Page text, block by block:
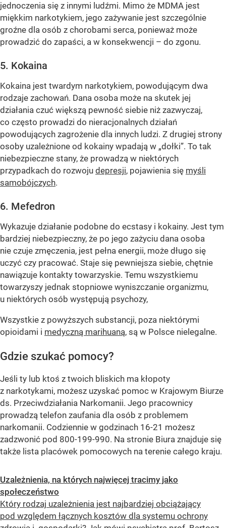
jednoczenia się z innymi ludźmi. Mimo że MDMA jest
miękkim narkotykiem, jego zażywanie jest szczególnie
groźne dla osób z chorobami serca, ponieważ może
prowadzić do zapaści, a w konsekwencji – do zgonu.
5. Kokaina
Kokaina jest twardym narkotykiem, powodującym dwa
rodzaje zachowań. Dana osoba może na skutek jej
działania czuć większą pewność siebie niż zazwyczaj,
co często prowadzi do nieracjonalnych działań
powodujących zagrożenie dla innych ludzi. Z drugiej strony
osoby uzależnione od kokainy wpadają w „dołki”. To tak
niebezpieczne stany, że prowadzą w niektórych
przypadkach do rozwoju depresji, pojawienia się myśli
samobójczych.
6. Mefedron
Wykazuje działanie podobne do ecstasy i kokainy. Jest tym
bardziej niebezpieczny, że po jego zażyciu dana osoba
nie czuje zmęczenia, jest pełna energii, może długo się
uczyć czy pracować. Staje się pewniejsza siebie, chętnie
nawiązuje kontakty towarzyskie. Temu wszystkiemu
towarzyszy jednak stopniowe wyniszczanie organizmu,
u niektórych osób występują psychozy,
Wszystkie z powyższych substancji, poza niektórymi
opioidami i medyczną marihuaną, są w Polsce nielegalne.
Gdzie szukać pomocy?
Jeśli ty lub ktoś z twoich bliskich ma kłopoty
z narkotykami, możesz uzyskać pomoc w Krajowym Biurze
ds. Przeciwdziałania Narkomanii. Jego pracownicy
prowadzą telefon zaufania dla osób z problemem
narkomanii. Codziennie w godzinach 16-21 możesz
zadzwonić pod 800-199-990. Na stronie Biura znajduje się
także lista placówek pomocowych na terenie całego kraju.
Uzależnienia, na których najwięcej tracimy jako
społeczeństwo
Który rodzaj uzależnienia jest najbardziej obciążający
pod względem łącznych kosztów dla systemu ochrony